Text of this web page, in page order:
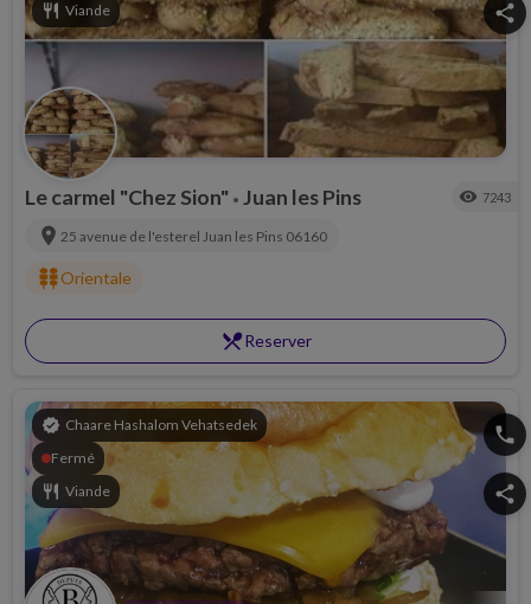
restaurant Viande share
Le carmel "Chez Sion" • Juan les Pins visibility 7243
location_on 25 avenue de l'esterel Juan les Pins 06160
kebab_diningOrientale
restaurant_menuReserver
verified Chaare Hashalom Vehatsedek
Fermé
restaurant Viande
phone
share